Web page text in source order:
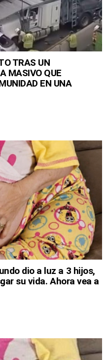
TRAS UN
MASIVO QUE
EN UNA
dio a luz a 3 hijos,
su vida. Ahora vea a